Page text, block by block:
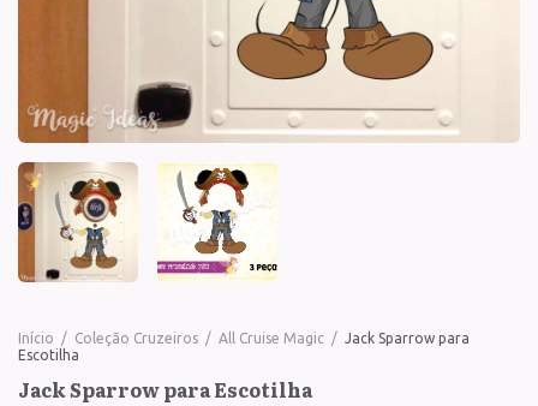
Início / Coleção Cruzeiros / All Cruise Magic / Jack Sparrow para
Escotilha
Jack Sparrow para Escotilha